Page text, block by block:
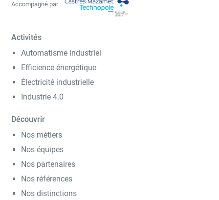
Accompagné par
Activités
Automatisme industriel
Efficience énergétique
Électricité industrielle
Industrie 4.0
Découvrir
Nos métiers
Nos équipes
Nos partenaires
Nos références
Nos distinctions